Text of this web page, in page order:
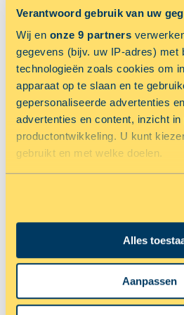
Verantwoord gebruik van uw
Wij en onze 9 partners
gegevens (bijv. uw IP-adres) met
technologieën zoals cookies om
apparaat op te slaan en te
gepersonaliseerde advertenties
advertenties en content, inzicht in
productontwikkeling. U kunt
gebruikt en met welke doelen.
die tot een paar meter
Uw apparaat identificeren
op specifieke eigenschappen
Lees meer over hoe uw
U kunt uw toestemming op elk
Alles
Aanpassen
Schakel jouw
TOON OP
NU 50% KORTING OP OPSLAGRUIMTE
AMSTERDAM
RESERVEER NU MET 50%